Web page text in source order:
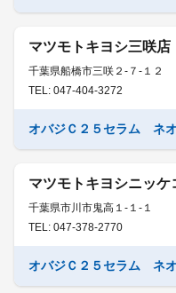
マツモトキヨシ三咲店
千葉県船橋市三咲２-７-１２
TEL: 047-404-3272
オバジＣ２５セラム ネオ
マツモトキヨシニッ
千葉県市川市鬼高１-１-１
TEL: 047-378-2770
オバジＣ２５セラム ネオ